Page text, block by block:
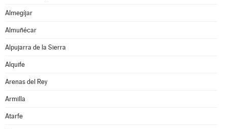
Almegíjar
Almuñécar
Alpujarra de la Sierra
Alquife
Arenas del Rey
Armilla
Atarfe